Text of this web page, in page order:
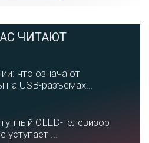
ЧИТАЮТ
что означают
на USB-разъёмах...
OLED-телевизор
уступает ...